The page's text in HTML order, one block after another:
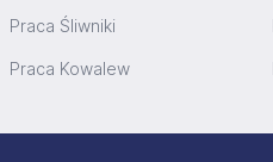
Praca Śliwniki
Praca Kowalew